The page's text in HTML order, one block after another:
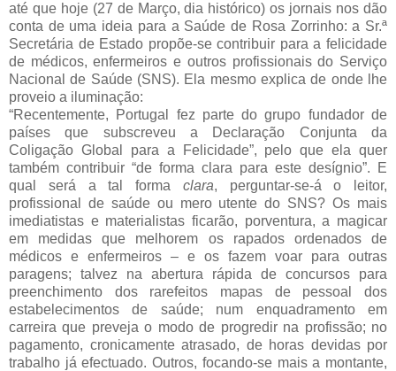
até que hoje (27 de Março, dia histórico) os jornais nos dão
conta de uma ideia para a Saúde de Rosa Zorrinho: a Sr.ª
Secretária de Estado propõe-se contribuir para a felicidade
de médicos, enfermeiros e outros profissionais do Serviço
Nacional de Saúde (SNS). Ela mesmo explica de onde lhe
proveio a iluminação:
“Recentemente, Portugal fez parte do grupo fundador de
países que subscreveu a Declaração Conjunta da
Coligação Global para a Felicidade”, pelo que ela quer
também contribuir “de forma clara para este desígnio”. E
qual será a tal forma clara, perguntar-se-á o leitor,
profissional de saúde ou mero utente do SNS? Os mais
imediatistas e materialistas ficarão, porventura, a magicar
em medidas que melhorem os rapados ordenados de
médicos e enfermeiros – e os fazem voar para outras
paragens; talvez na abertura rápida de concursos para
preenchimento dos rarefeitos mapas de pessoal dos
estabelecimentos de saúde; num enquadramento em
carreira que preveja o modo de progredir na profissão; no
pagamento, cronicamente atrasado, de horas devidas por
trabalho já efectuado. Outros, focando-se mais a montante,